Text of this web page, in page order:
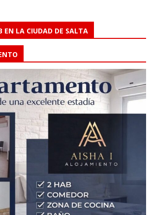
EN LA CIUDAD DE SALTA